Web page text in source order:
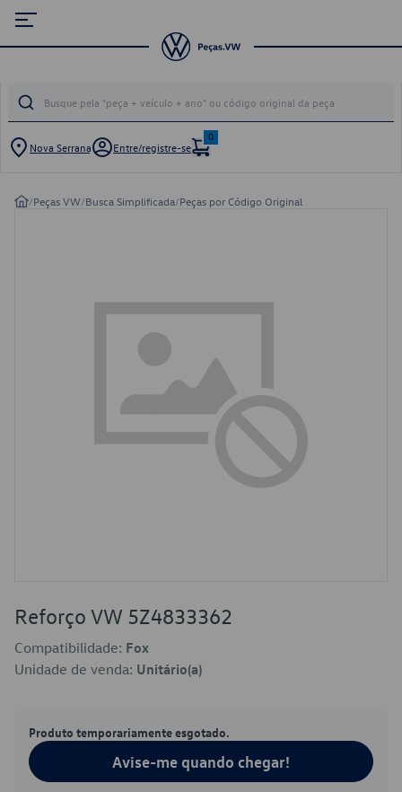
Nova Serrana Entre/registre-se
0
/Peças VW/Busca Simplificada/Peças por Código Original
Reforço VW 5Z4833362
Compatibilidade: Fox
Unidade de venda: Unitário(a)
Produto temporariamente esgotado.
Avise-me quando chegar!